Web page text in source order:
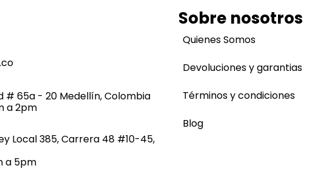
# 65a - 20 Medellín, Colombia
a 2pm
Local 385, Carrera 48 #10-45,
a 5pm
Sobre nosotros
Quienes Somos
Devoluciones y garantias
Términos y condiciones
Blog